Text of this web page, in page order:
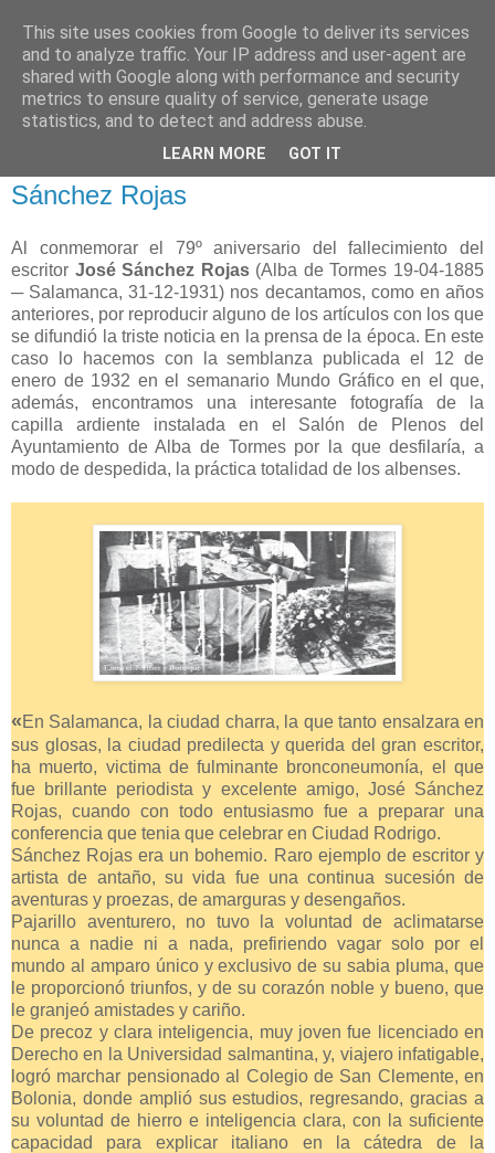
Efeméride: Fallecimiento de José
Sánchez Rojas
Al conmemorar el 79º aniversario del fallecimiento del
escritor José Sánchez Rojas (Alba de Tormes 19-04-1885
─ Salamanca, 31-12-1931) nos decantamos, como en años
anteriores, por reproducir alguno de los artículos con los que
se difundió la triste noticia en la prensa de la época. En este
caso lo hacemos con la semblanza publicada el 12 de
enero de 1932 en el semanario Mundo Gráfico en el que,
además, encontramos una interesante fotografía de la
capilla ardiente instalada en el Salón de Plenos del
Ayuntamiento de Alba de Tormes por la que desfilaría, a
modo de despedida, la práctica totalidad de los albenses.
«En Salamanca, la ciudad charra, la que tanto ensalzara en
sus glosas, la ciudad predilecta y querida del gran escritor,
ha muerto, victima de fulminante bronconeumonía, el que
fue brillante periodista y excelente amigo, José Sánchez
Rojas, cuando con todo entusiasmo fue a preparar una
conferencia que tenia que celebrar en Ciudad Rodrigo.
Sánchez Rojas era un bohemio. Raro ejemplo de escritor y
artista de antaño, su vida fue una continua sucesión de
aventuras y proezas, de amarguras y desengaños.
Pajarillo aventurero, no tuvo la voluntad de aclimatarse
nunca a nadie ni a nada, prefiriendo vagar solo por el
mundo al amparo único y exclusivo de su sabia pluma, que
le proporcionó triunfos, y de su corazón noble y bueno, que
le granjeó amistades y cariño.
De precoz y clara inteligencia, muy joven fue licenciado en
Derecho en la Universidad salmantina, y, viajero infatigable,
logró marchar pensionado al Colegio de San Clemente, en
Bolonia, donde amplió sus estudios, regresando, gracias a
su voluntad de hierro e inteligencia clara, con la suficiente
capacidad para explicar italiano en la cátedra de la
This site uses cookies from Google to deliver its services
and to analyze traffic. Your IP address and user-agent are
shared with Google along with performance and security
metrics to ensure quality of service, generate usage
statistics, and to detect and address abuse.
LEARN MORE GOT IT